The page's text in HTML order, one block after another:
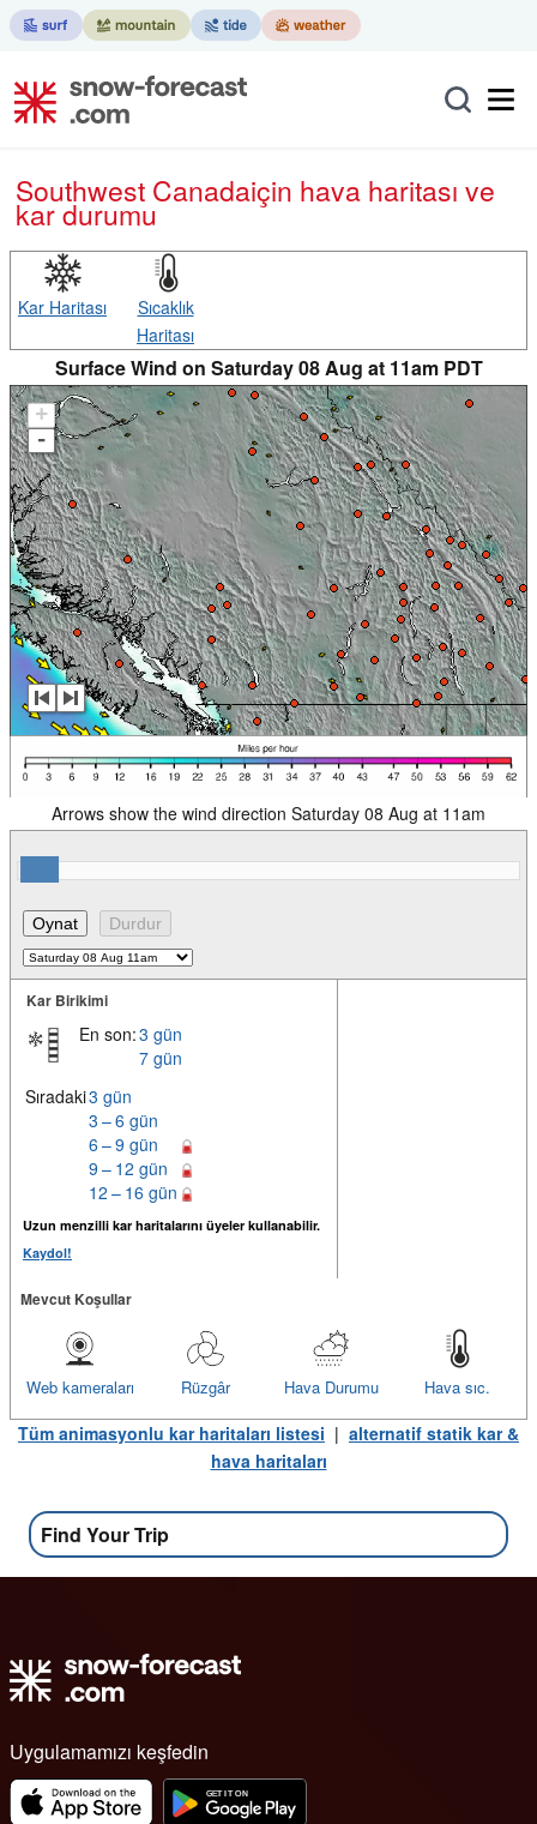
Southwest Canadaiçin hava haritası ve
kar durumu
Kar Haritası
Sıcaklık
Haritası
Surface Wind on Saturday 08 Aug at 11am PDT
+
-
Arrows show the wind direction Saturday 08 Aug at 11am
Kar Birikimi
En son:3 gün
7 gün
Sıradaki3 gün
3 – 6 gün
6 – 9 gün
9 – 12 gün
12 – 16 gün
Uzun menzilli kar haritalarını üyeler kullanabilir.
Kaydol!
Mevcut Koşullar
Hava sıc.
Hava Durumu
Rüzgâr
Web kameraları
Tüm animasyonlu kar haritaları listesi | alternatif statik kar &
hava haritaları
Find Your Trip
Uygulamamızı keşfedin